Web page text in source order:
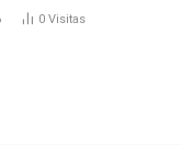
0 Visitas